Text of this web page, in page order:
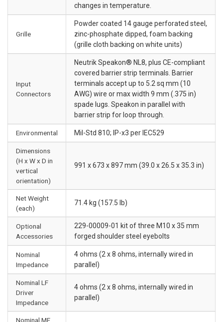
changes in temperature.
Grille
Powder coated 14 gauge perforated steel,
zinc-phosphate dipped, foam backing
(grille cloth backing on white units)
Input
Connectors
Neutrik Speakon® NL8, plus CE-compliant
covered barrier strip terminals. Barrier
terminals accept up to 5.2 sq mm (10
AWG) wire or max width 9 mm (.375 in)
spade lugs. Speakon in parallel with
barrier strip for loop through.
Environmental Mil-Std 810; IP-x3 per IEC529
Dimensions
(H x W x D in
vertical
orientation)
991 x 673 x 897 mm (39.0 x 26.5 x 35.3 in)
Net Weight
(each)
71.4 kg (157.5 lb)
Optional
Accessories
229-00009-01 kit of three M10 x 35 mm
forged shoulder steel eyebolts
Nominal
Impedance
4 ohms (2 x 8 ohms, internally wired in
parallel)
Nominal LF
Driver
Impedance
4 ohms (2 x 8 ohms, internally wired in
parallel)
Nominal MF